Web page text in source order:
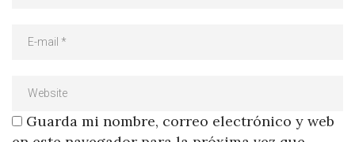
Guarda mi nombre, correo electrónico y web